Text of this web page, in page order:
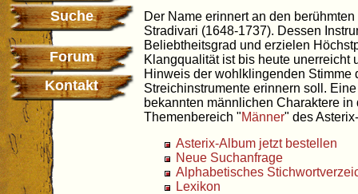
Suche
Forum
Kontakt
Der Name erinnert an den
Stradivari (1648-1737). Dessen
Beliebtheitsgrad und erzielen
Klangqualität ist bis heute unerreicht
Hinweis der wohlklingenden Stimme
Streichinstrumente erinnern soll.
bekannten männlichen Charaktere
Themenbereich "Männer" des
Asterix-Album jetzt bestellen
Neue Suchanfrage
Alphabetisches
Lexikon